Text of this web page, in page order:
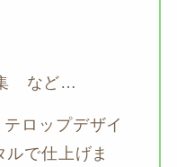
集 など…
ロップデザイ
で仕上げま